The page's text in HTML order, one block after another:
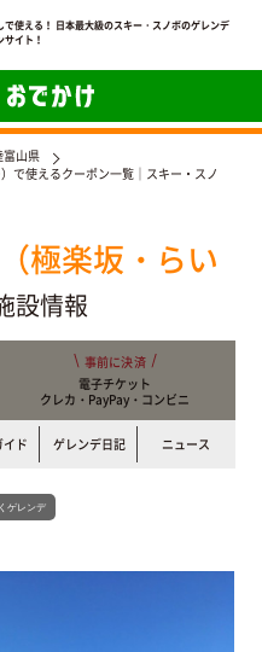
で使える！ 日本最大級のスキー・スノボのゲレンデ
サイト！
富山県
で使えるクーポン一覧｜スキー・スノ
極楽坂・らい
設情報
事前に決済
電子チケット
クレカ・PayPay・コンビニ
ド ゲレンデ日記 ニュース
ゲレンデ